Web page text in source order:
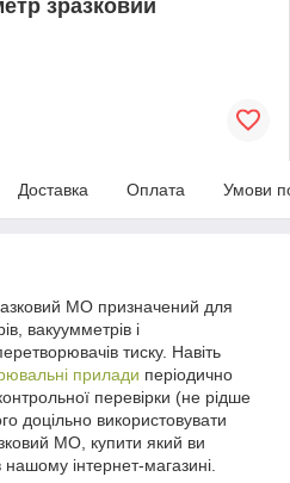
зразковий
Доставка Оплата Умови
МО призначений для
вакуумметрів і
тиску. Навіть
прилади періодично
перевірки (не рідше
доцільно використовувати
МО, купити який ви
інтернет-магазині.